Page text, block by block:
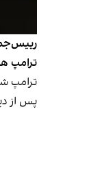
ترامپ
ترامپ
پس از دیدار وزیران خارجه